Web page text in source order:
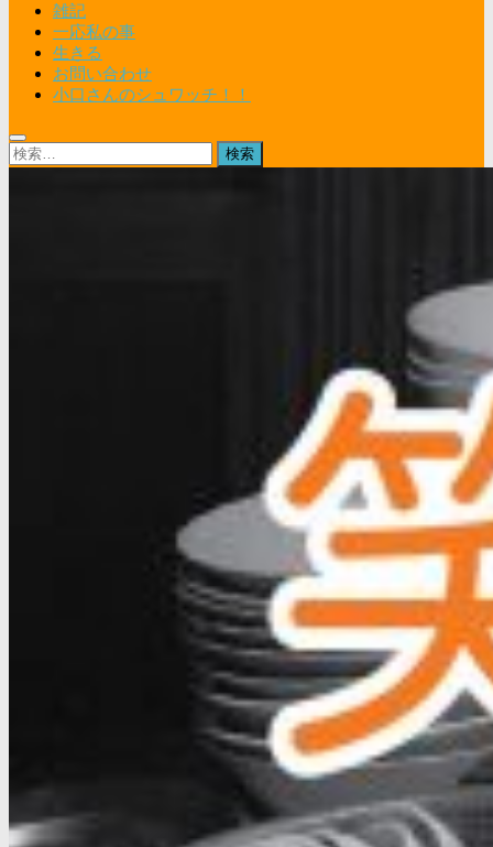
雑記
一応私の事
生きる
お問い合わせ
小口さんのシュワッチ！！
検
索: